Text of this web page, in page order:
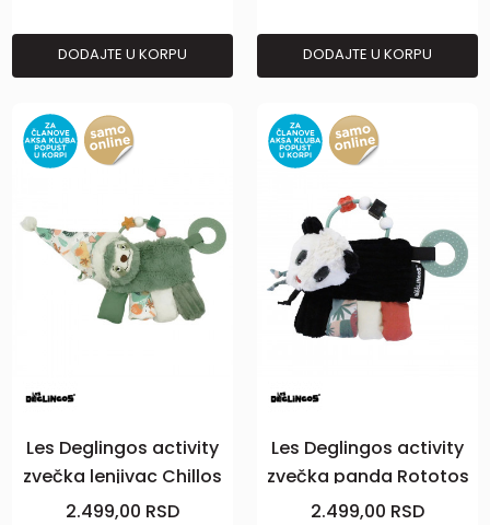
DODAJTE U KORPU DODAJTE U KORPU
Les Deglingos activity
zvečka lenjivac Chillos
2.499,00 RSD
Les Deglingos activity
zvečka panda Rototos
2.499,00 RSD